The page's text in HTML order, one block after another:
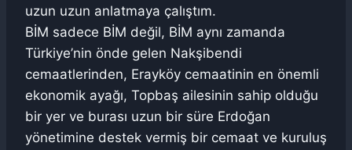
uzun uzun anlatmaya çalıştım.
BİM sadece BİM değil, BİM aynı zamanda
Türkiye’nin önde gelen Nakşibendi
cemaatlerinden, Erayköy cemaatinin en önemli
ekonomik ayağı, Topbaş ailesinin sahip olduğu
bir yer ve burası uzun bir süre Erdoğan
yönetimine destek vermiş bir cemaat ve kuruluş